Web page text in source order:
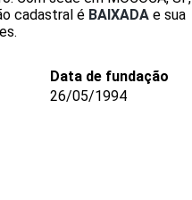
cadastral é BAIXADA e sua
Data de fundação
26/05/1994